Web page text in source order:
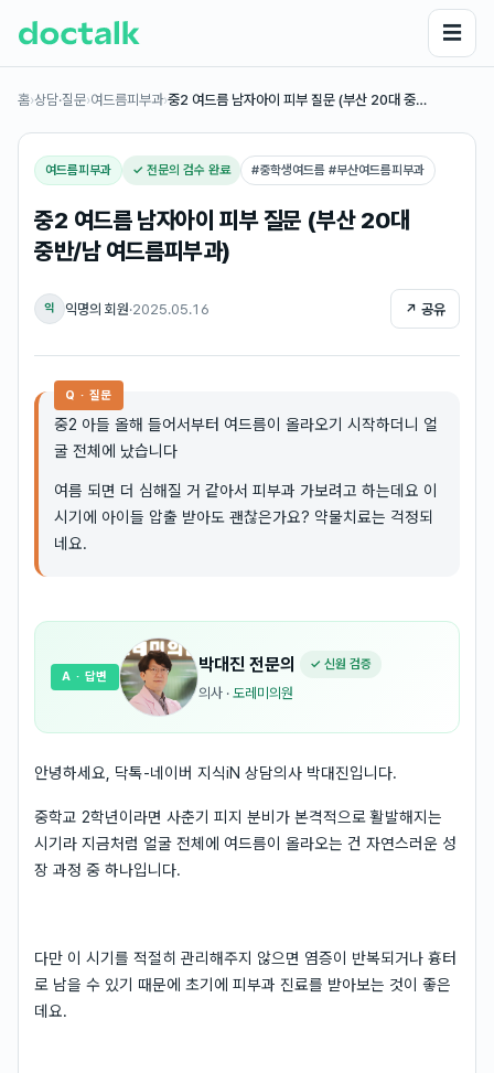
☰
홈›상담·질문›여드름피부과›중2 여드름 남자아이 피부 질문 (부산 20대 중…
여드름피부과 ✓ 전문의 검수 완료 #중학생여드름 #부산여드름피부과
중2 여드름 남자아이 피부 질문 (부산 20대
중반/남 여드름피부과)
익 익명의 회원·2025.05.16 ↗ 공유
Q · 질문
중2 아들 올해 들어서부터 여드름이 올라오기 시작하더니 얼
굴 전체에 났습니다
여름 되면 더 심해질 거 같아서 피부과 가보려고 하는데요 이
시기에 아이들 압출 받아도 괜찮은가요? 약물치료는 걱정되
네요.
박대진 전문의 ✓ 신원 검증
의사 · 도레미의원
A · 답변
안녕하세요, 닥톡-네이버 지식iN 상담의사 박대진입니다.
중학교 2학년이라면 사춘기 피지 분비가 본격적으로 활발해지는
시기라 지금처럼 얼굴 전체에 여드름이 올라오는 건 자연스러운 성
장 과정 중 하나입니다.
다만 이 시기를 적절히 관리해주지 않으면 염증이 반복되거나 흉터
로 남을 수 있기 때문에 초기에 피부과 진료를 받아보는 것이 좋은
데요.